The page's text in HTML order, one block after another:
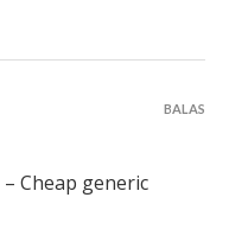
– Cheap generic
BALAS